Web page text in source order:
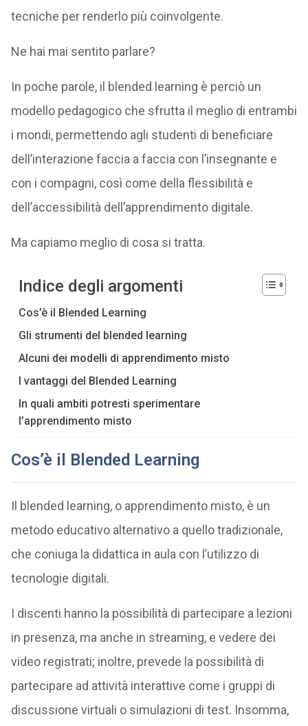
tecniche per renderlo più coinvolgente.
Ne hai mai sentito parlare?
In poche parole, il blended learning è perciò un
modello pedagogico che sfrutta il meglio di entrambi
i mondi, permettendo agli studenti di beneficiare
dell’interazione faccia a faccia con l’insegnante e
con i compagni, così come della flessibilità e
dell’accessibilità dell’apprendimento digitale.
Ma capiamo meglio di cosa si tratta.
Indice degli argomenti
Cos’è il Blended Learning
Gli strumenti del blended learning
Alcuni dei modelli di apprendimento misto
I vantaggi del Blended Learning
In quali ambiti potresti sperimentare
l’apprendimento misto
Cos’è il Blended Learning
Il blended learning, o apprendimento misto, è un
metodo educativo alternativo a quello tradizionale,
che coniuga la didattica in aula con l’utilizzo di
tecnologie digitali.
I discenti hanno la possibilità di partecipare a lezioni
in presenza, ma anche in streaming, e vedere dei
video registrati; inoltre, prevede la possibilità di
partecipare ad attività interattive come i gruppi di
discussione virtuali o simulazioni di test. Insomma,